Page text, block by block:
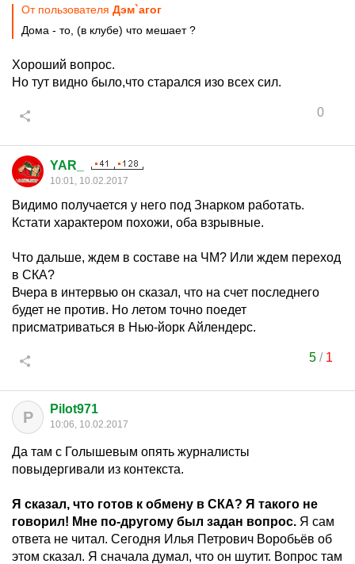
От пользователя Дэм`агог
Дома - то, (в клубе) что мешает ?
Хороший вопрос.
Но тут видно было,что старался изо всех сил.
0
YAR_
10:01, 10.02.2017
Видимо получается у него под Знарком работать.
Кстати характером похожи, оба взрывные.
Что дальше, ждем в составе на ЧМ? Или ждем переход
в СКА?
Вчера в интервью он сказал, что на счет последнего
будет не против. Но летом точно поедет
присматриваться в Нью-йорк Айлендерс.
5/ 1
P Pilot971
10:06, 10.02.2017
Да там с Голышевым опять журналисты
повыдергивали из контекста.
Я сказал, что готов к обмену в СКА? Я такого не
говорил! Мне по-другому был задан вопрос. Я сам
ответа не читал. Сегодня Илья Петрович Воробьёв об
этом сказал. Я сначала думал, что он шутит. Вопрос там